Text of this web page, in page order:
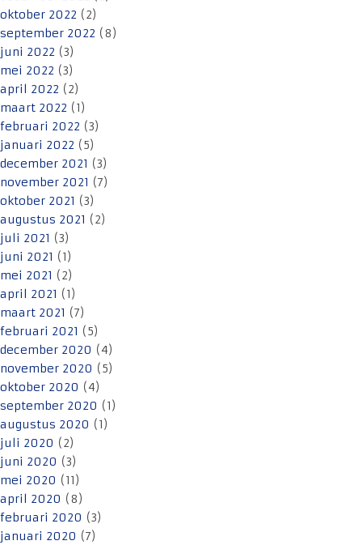
oktober 2022 (2)
september 2022 (8)
juni 2022 (3)
mei 2022 (3)
april 2022 (2)
maart 2022 (1)
februari 2022 (3)
januari 2022 (5)
december 2021 (3)
november 2021 (7)
oktober 2021 (3)
augustus 2021 (2)
juli 2021 (3)
juni 2021 (1)
mei 2021 (2)
april 2021 (1)
maart 2021 (7)
februari 2021 (5)
december 2020 (4)
november 2020 (5)
oktober 2020 (4)
september 2020 (1)
augustus 2020 (1)
juli 2020 (2)
juni 2020 (3)
mei 2020 (11)
april 2020 (8)
februari 2020 (3)
januari 2020 (7)